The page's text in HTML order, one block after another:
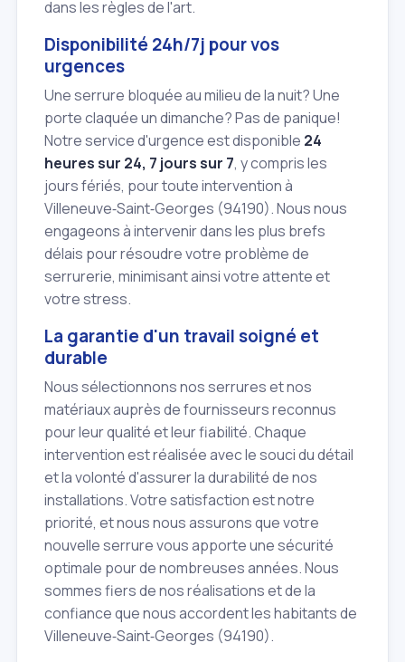
dans les règles de l'art.
Disponibilité 24h/7j pour vos
urgences
Une serrure bloquée au milieu de la nuit? Une
porte claquée un dimanche? Pas de panique!
Notre service d'urgence est disponible 24
heures sur 24, 7 jours sur 7, y compris les
jours fériés, pour toute intervention à
Villeneuve‑Saint‑Georges (94190). Nous nous
engageons à intervenir dans les plus brefs
délais pour résoudre votre problème de
serrurerie, minimisant ainsi votre attente et
votre stress.
La garantie d'un travail soigné et
durable
Nous sélectionnons nos serrures et nos
matériaux auprès de fournisseurs reconnus
pour leur qualité et leur fiabilité. Chaque
intervention est réalisée avec le souci du détail
et la volonté d'assurer la durabilité de nos
installations. Votre satisfaction est notre
priorité, et nous nous assurons que votre
nouvelle serrure vous apporte une sécurité
optimale pour de nombreuses années. Nous
sommes fiers de nos réalisations et de la
confiance que nous accordent les habitants de
Villeneuve‑Saint‑Georges (94190).